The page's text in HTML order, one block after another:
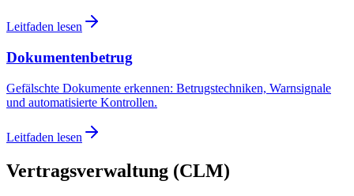
Leitfaden lesen
Dokumentenbetrug
Gefälschte Dokumente erkennen: Betrugstechniken, Warnsignale
und automatisierte Kontrollen.
Leitfaden lesen
Vertragsverwaltung (CLM)